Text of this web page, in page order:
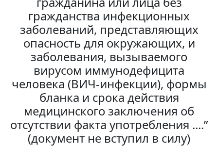
гражданства инфекционных
заболеваний, представляющих
опасность для окружающих, и
заболевания, вызываемого
вирусом иммунодефицита
человека (ВИЧ-инфекции), формы
бланка и срока действия
медицинского заключения об
отсутствии факта употребления ....”
(документ не вступил в силу)